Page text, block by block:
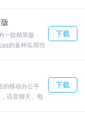
中心企业用
家和地区。欢
一款精简版
的各种实用功
义面板、点对
、QQ邮箱等
家就和我一起
下载
的移动办公平
语音聊天、电
下载